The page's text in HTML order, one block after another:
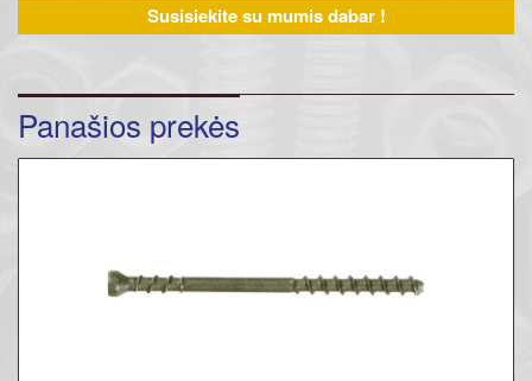
Susisiekite su mumis dabar !
Panašios prekės